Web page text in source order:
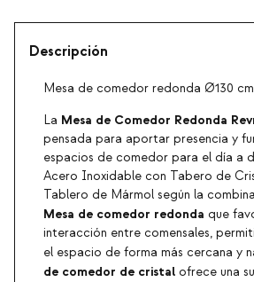
Descripción
Mesa de comedor redonda Ø130 cm
La Mesa de Comedor Redonda
pensada para aportar presencia y
espacios de comedor para el día a
Acero Inoxidable con Tabero de
Tablero de Mármol según la
Mesa de comedor redonda que
interacción entre comensales,
el espacio de forma más cercana y
de comedor de cristal ofrece una